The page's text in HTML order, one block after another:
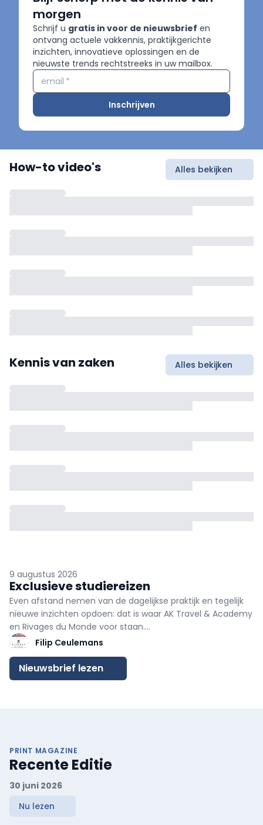
morgen
Schrijf u gratis in voor de nieuwsbrief en
ontvang actuele vakkennis, praktijkgerichte
inzichten, innovatieve oplossingen en de
nieuwste trends rechtstreeks in uw mailbox.
email *
Inschrijven
How-to video's Alles bekijken
Kennis van zaken Alles bekijken
9 augustus 2026
Exclusieve studiereizen
Even afstand nemen van de dagelijkse praktijk en tegelijk
nieuwe inzichten opdoen: dat is waar AK Travel & Academy
en Rivages du Monde voor staan.
Ontdek de prachtige Cycladen tijdens onze exclusieve
yachtingreis inGriekenland
Filip Ceulemans
Nieuwsbrief lezen
PRINT MAGAZINE
Recente Editie
30 juni 2026
Nu lezen